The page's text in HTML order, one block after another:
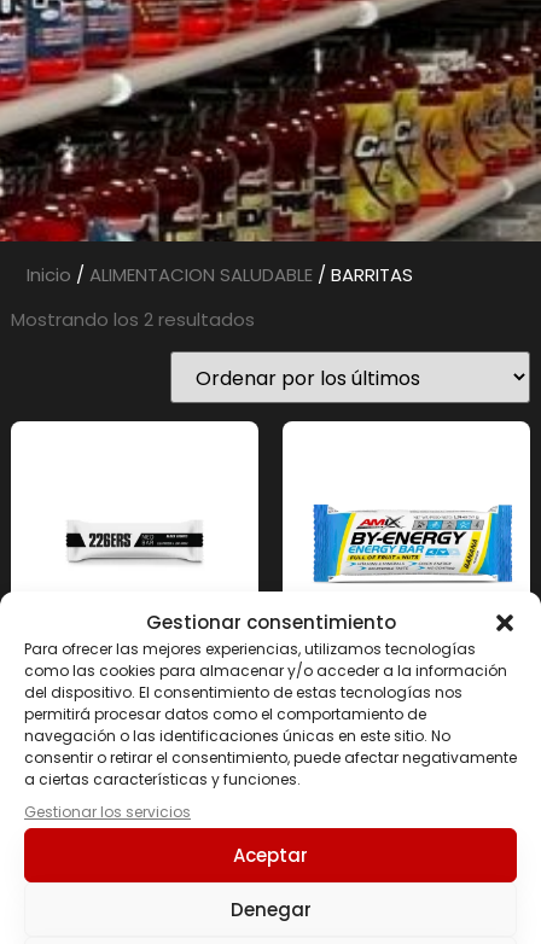
Gestionar consentimiento
Para ofrecer las mejores experiencias, utilizamos tecnologías
como las cookies para almacenar y/o acceder a la información
del dispositivo. El consentimiento de estas tecnologías nos
permitirá procesar datos como el comportamiento de
navegación o las identificaciones únicas en este sitio. No
consentir o retirar el consentimiento, puede afectar negativamente
a ciertas características y funciones.
Gestionar los servicios
Aceptar
Denegar
Inicio /ALIMENTACION SALUDABLE/ BARRITAS
Mostrando los 2 resultados
NEO BAR PROTEIN
Barrita Proteica
2.90€
Seleccionar
opciones
BY-ENERGY BARS 50 GR
2.40€